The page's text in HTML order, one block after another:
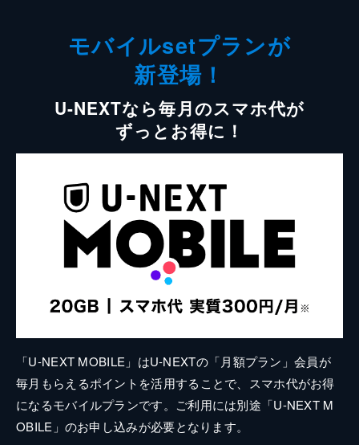
モバイルsetプランが
新登場！
U-NEXTなら毎月のスマホ代が
ずっとお得に！
「U-NEXT MOBILE」はU-NEXTの「月額プラン」会員が
毎月もらえるポイントを活用することで、スマホ代がお得
になるモバイルプランです。ご利用には別途「U-NEXT M
OBILE」のお申し込みが必要となります。